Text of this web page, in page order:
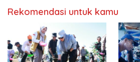
Rekomendasi untuk kamu